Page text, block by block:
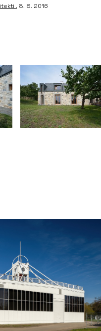
, 8. 8. 2016